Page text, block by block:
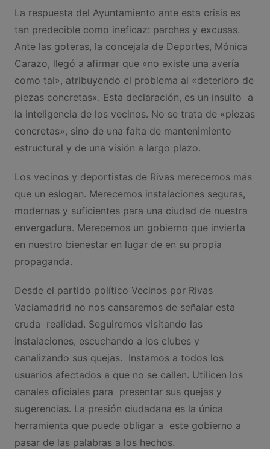
La respuesta del Ayuntamiento ante esta crisis es
tan predecible como ineficaz: parches y excusas.
Ante las goteras, la concejala de Deportes, Mónica
Carazo, llegó a afirmar que «no existe una avería
como tal», atribuyendo el problema al «deterioro de
piezas concretas». Esta declaración, es un insulto a
la inteligencia de los vecinos. No se trata de «piezas
concretas», sino de una falta de mantenimiento
estructural y de una visión a largo plazo.
Los vecinos y deportistas de Rivas merecemos más
que un eslogan. Merecemos instalaciones seguras,
modernas y suficientes para una ciudad de nuestra
envergadura. Merecemos un gobierno que invierta
en nuestro bienestar en lugar de en su propia
propaganda.
Desde el partido político Vecinos por Rivas
Vaciamadrid no nos cansaremos de señalar esta
cruda realidad. Seguiremos visitando las
instalaciones, escuchando a los clubes y
canalizando sus quejas. Instamos a todos los
usuarios afectados a que no se callen. Utilicen los
canales oficiales para presentar sus quejas y
sugerencias. La presión ciudadana es la única
herramienta que puede obligar a este gobierno a
pasar de las palabras a los hechos.